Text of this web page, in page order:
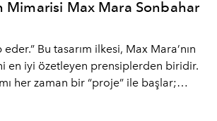
Mimarisi Max Mara Sonbahar
Bu tasarım ilkesi, Max Mara’nın
en iyi özetleyen prensiplerden biridir.
her zaman bir “proje” ile başlar;